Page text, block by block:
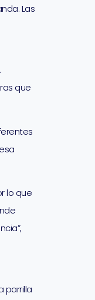
Las
que
lo que
parrilla